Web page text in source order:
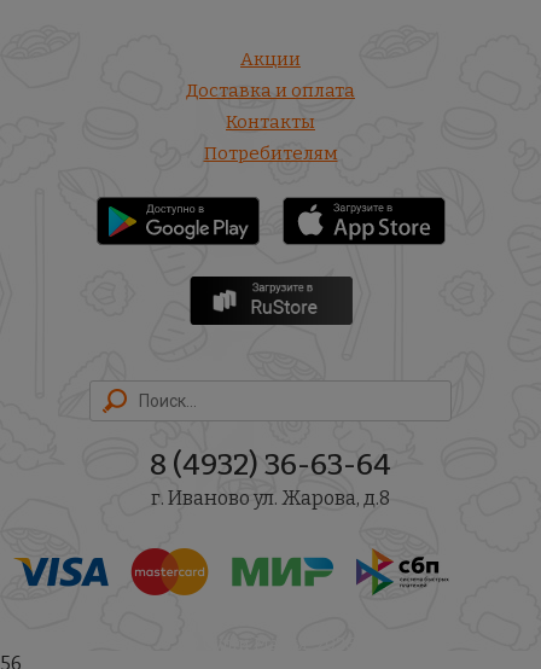
Акции
Доставка и оплата
Контакты
Потребителям
8 (4932) 36-63-64
г. Иваново ул. Жарова, д.8
56